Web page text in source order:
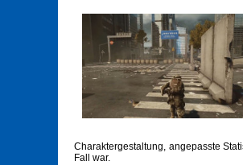
Charaktergestaltung, angepasste
Fall war.